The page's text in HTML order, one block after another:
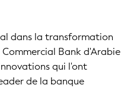
dans la transformation
Bank d'Arabie
qui l'ont
de la banque